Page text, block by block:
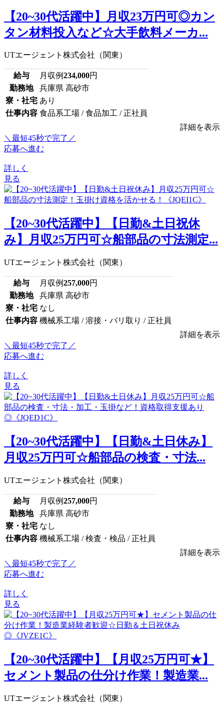
【20~30代活躍中】月収23万円可◎カン
タン材料投入など☆大手飲料メーカ...
UTエージェント株式会社（関東）
給与 月収例234,000円
勤務地
兵庫県 高砂市
寮・社宅 あり
仕事内容 食品系工場 / 食品加工 / 正社員
詳細を表示
＼最短45秒で完了／
応募へ進む
詳しく
見る
【20~30代活躍中】【日勤&土日祝休
み】月収25万円可☆船部品の寸法測定...
UTエージェント株式会社（関東）
給与 月収例257,000円
勤務地
兵庫県 高砂市
寮・社宅 なし
仕事内容 機械系工場 / 溶接・バリ取り / 正社員
詳細を表示
＼最短45秒で完了／
応募へ進む
詳しく
見る
【20~30代活躍中】【日勤&土日休み】
月収25万円可☆船部品の検査・寸法...
UTエージェント株式会社（関東）
給与 月収例257,000円
勤務地
兵庫県 高砂市
寮・社宅 なし
仕事内容 機械系工場 / 検査・検品 / 正社員
詳細を表示
＼最短45秒で完了／
応募へ進む
詳しく
見る
【20~30代活躍中】【月収25万円可★】
セメント製品の仕分け作業！製造業...
UTエージェント株式会社（関東）